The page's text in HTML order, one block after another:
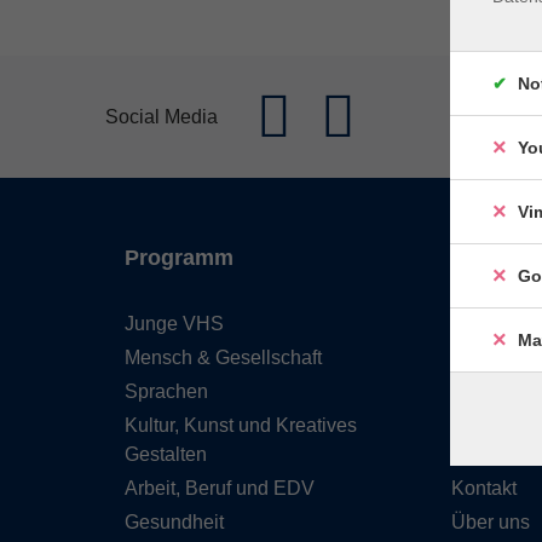
Social Media
Programm
Junge VHS
Mensch & Gesellschaft
Sprachen
Kultur, Kunst und Kreatives
Gestalten
Arbeit, Beruf und EDV
Gesundheit
Kontakt
Über uns